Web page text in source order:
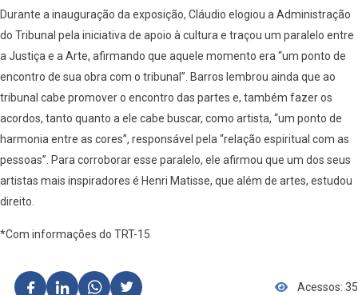
Durante a inauguração da exposição, Cláudio elogiou a Administração
do Tribunal pela iniciativa de apoio à cultura e traçou um paralelo entre
a Justiça e a Arte, afirmando que aquele momento era “um ponto de
encontro de sua obra com o tribunal”. Barros lembrou ainda que ao
tribunal cabe promover o encontro das partes e, também fazer os
acordos, tanto quanto a ele cabe buscar, como artista, “um ponto de
harmonia entre as cores”, responsável pela “relação espiritual com as
pessoas”. Para corroborar esse paralelo, ele afirmou que um dos seus
artistas mais inspiradores é Henri Matisse, que além de artes, estudou
direito.
*Com informações do TRT-15
Acessos: 35